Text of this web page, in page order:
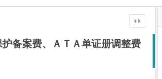
备案费、ＡＴＡ单证册调整费